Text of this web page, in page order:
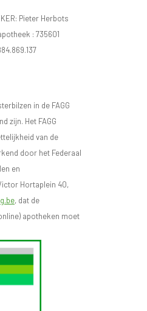
Pieter Herbots
: 735601
in de FAGG
zijn. Het FAGG
van de
door het Federaal
en
Hortaplein 40,
, dat de
apotheken moet